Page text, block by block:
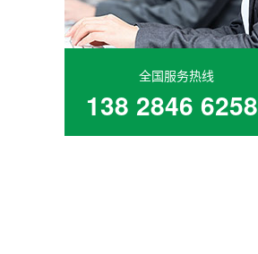
全国服务热线
138 2846 6258